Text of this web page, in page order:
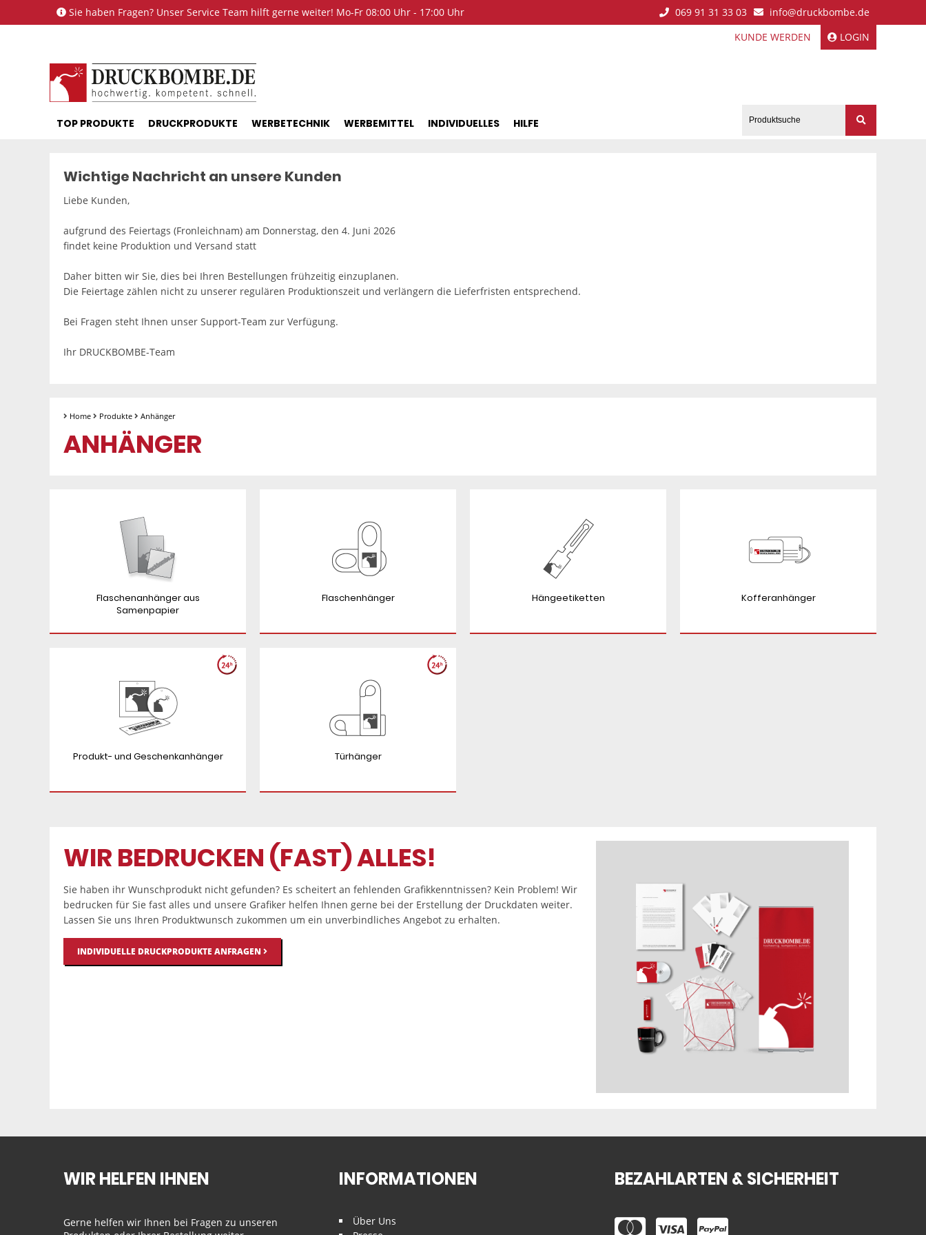
Sie haben Fragen? Unser Service Team hilft gerne weiter! Mo-Fr 08:00 Uhr - 17:00 Uhr 069 91 31 33 03
info@druckbombe.de
KUNDE WERDEN
LOGIN
TOP PRODUKTE DRUCKPRODUKTE WERBETECHNIK WERBEMITTEL INDIVIDUELLES HILFE
Wichtige Nachricht an unsere Kunden
Liebe Kunden,
aufgrund des Feiertags (Fronleichnam) am Donnerstag, den 4. Juni 2026
findet keine Produktion und Versand statt
Daher bitten wir Sie, dies bei Ihren Bestellungen frühzeitig einzuplanen.
Die Feiertage zählen nicht zu unserer regulären Produktionszeit und verlängern die Lieferfristen entsprechend.
Bei Fragen steht Ihnen unser Support-Team zur Verfügung.
Ihr DRUCKBOMBE-Team
Home Produkte Anhänger
ANHÄNGER
Flaschenanhänger aus
Samenpapier
Flaschenhänger Hängeetiketten Kofferanhänger
Produkt- und Geschenkanhänger Türhänger
WIR BEDRUCKEN (FAST) ALLES!
Sie haben ihr Wunschprodukt nicht gefunden? Es scheitert an fehlenden Grafikkenntnissen? Kein Problem! Wir
bedrucken für Sie fast alles und unsere Grafiker helfen Ihnen gerne bei der Erstellung der Druckdaten weiter.
Lassen Sie uns Ihren Produktwunsch zukommen um ein unverbindliches Angebot zu erhalten.
INDIVIDUELLE DRUCKPRODUKTE ANFRAGEN
WIR HELFEN IHNEN
Gerne helfen wir Ihnen bei Fragen zu unseren
INFORMATIONEN
Über Uns
BEZAHLARTEN & SICHERHEIT